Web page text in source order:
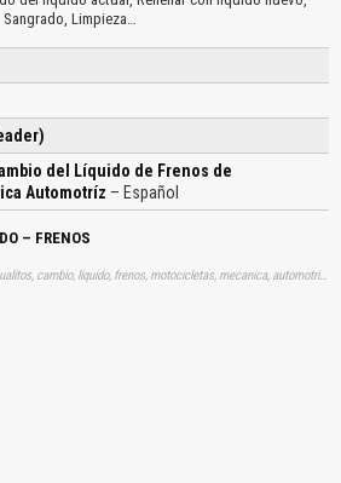
Sangrado, Limpieza…
del Líquido de Frenos de
Automotríz – Español
– FRENOS
Tags: manual, manuales, tecnico, manualitos, cambio, liquido, frenos, motocicletas, mecanica, automotriz, aprender, descargas